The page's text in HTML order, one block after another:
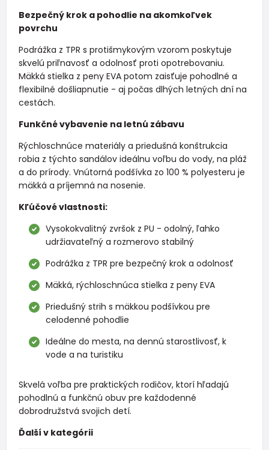
Bezpečný krok a pohodlie na akomkoľvek
povrchu
Podrážka z TPR s protišmykovým vzorom poskytuje
skvelú priľnavosť a odolnosť proti opotrebovaniu.
Mäkká stielka z peny EVA potom zaisťuje pohodlné a
flexibilné došliapnutie - aj počas dlhých letných dní na
cestách.
Funkčné vybavenie na letnú zábavu
Rýchloschnúce materiály a priedušná konštrukcia
robia z týchto sandálov ideálnu voľbu do vody, na pláž
a do prírody. Vnútorná podšívka zo 100 % polyesteru je
mäkká a príjemná na nosenie.
Kľúčové vlastnosti:
Vysokokvalitný zvršok z PU - odolný, ľahko
udržiavateľný a rozmerovo stabilný
Podrážka z TPR pre bezpečný krok a odolnosť
Mäkká, rýchloschnúca stielka z peny EVA
Priedušný strih s mäkkou podšívkou pre
celodenné pohodlie
Ideálne do mesta, na dennú starostlivosť, k
vode a na turistiku
Skvelá voľba pre praktických rodičov, ktorí hľadajú
pohodlnú a funkčnú obuv pre každodenné
dobrodružstvá svojich detí.
Ďalší v kategórii